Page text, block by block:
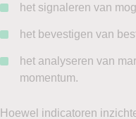
het signaleren van
het bevestigen van
het analyseren van
momentum.
Hoewel indicatoren